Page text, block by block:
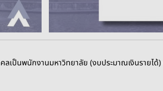
เป็นพนักงานมหาวิทยาลัย (งบประมาณเงินรายได้)